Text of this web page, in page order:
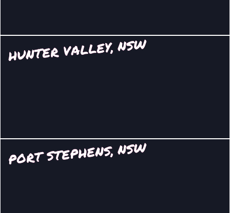
HUNTER VALLEY, NSW
PORT STEPHENS, NSW